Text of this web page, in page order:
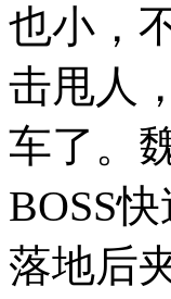
也小，
击甩人
车了。
BOSS
落地后